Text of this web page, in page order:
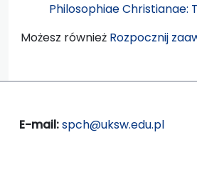
Philosophiae Christianae:
Możesz również Rozpocznij
E-mail:spch@uksw.edu.pl